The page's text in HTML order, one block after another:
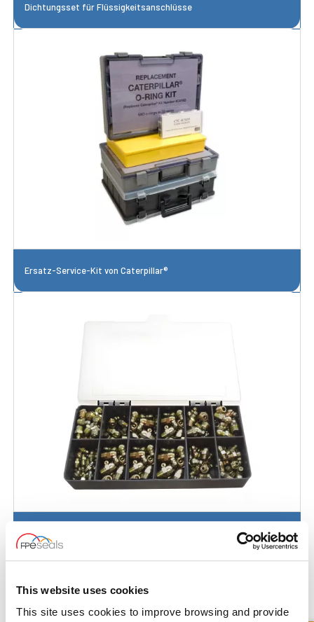
This website uses cookies
This site uses cookies to improve browsing and provide
Dichtungsset für Flüssigkeitsanschlüsse
Ersatz-Service-Kit von Caterpillar®
Fettpumpe-Nippel-Kit